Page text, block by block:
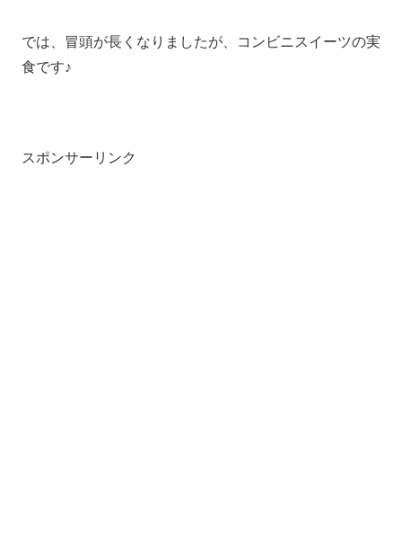
では、冒頭が長くなりましたが、コンビニスイーツの実
食です♪
スポンサーリンク